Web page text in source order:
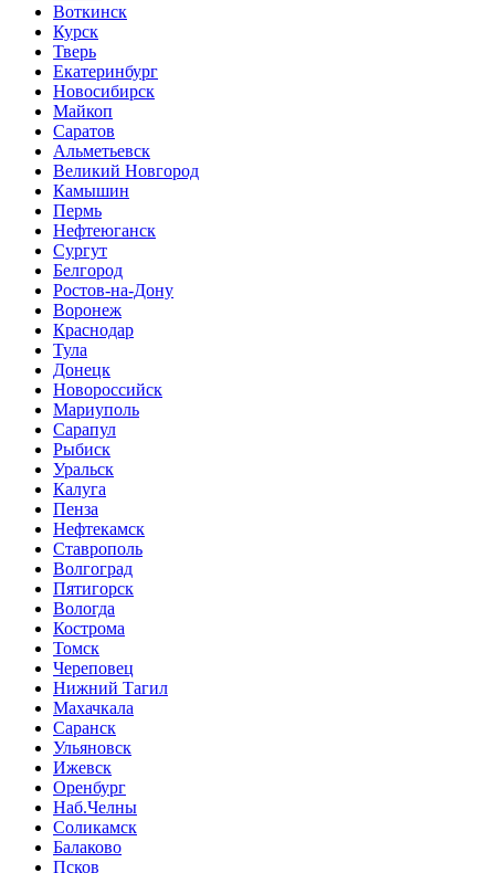
Воткинск
Курск
Тверь
Екатеринбург
Новосибирск
Майкоп
Саратов
Альметьевск
Великий Новгород
Камышин
Пермь
Нефтеюганск
Сургут
Белгород
Ростов-на-Дону
Воронеж
Краснодар
Тула
Донецк
Новороссийск
Мариуполь
Сарапул
Рыбиск
Уральск
Калуга
Пенза
Нефтекамск
Ставрополь
Волгоград
Пятигорск
Вологда
Кострома
Томск
Череповец
Нижний Тагил
Махачкала
Саранск
Ульяновск
Ижевск
Оренбург
Наб.Челны
Соликамск
Балаково
Псков